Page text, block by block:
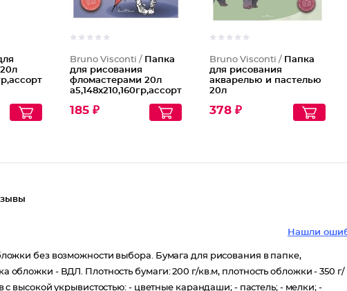
Bruno Visconti / Папка
для рисования
фломастерами 20л
а5,148х210,160гр,ассорт
185 ₽
Bruno Visconti / Папка
для рисования
акварелью и пастелью
20л
4-107
378 ₽
Нашли
без возможности выбора. Бумага для рисования в папке,
- ВДЛ. Плотность бумаги: 200 г/кв.м, плотность обложки - 350 г/
высокой укрывистостью: - цветные карандаши; - пастель; - мелки; -